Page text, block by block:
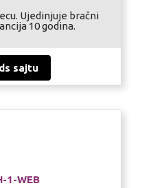
Ujedinjuje bračni
10 godina.
sajtu